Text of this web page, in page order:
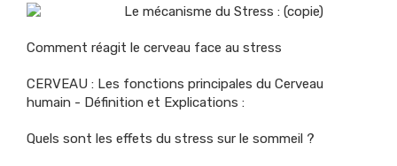
Le mécanisme du Stress : (copie)
Comment réagit le cerveau face au stress
CERVEAU : Les fonctions principales du Cerveau
humain - Définition et Explications :
Quels sont les effets du stress sur le sommeil ?